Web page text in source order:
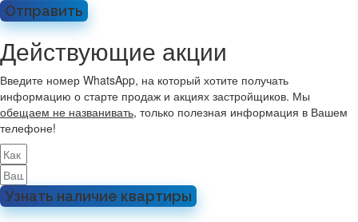
Отправить
Действующие акции
Введите номер WhatsApp, на который хотите получать
информацию о старте продаж и акциях застройщиков. Мы
обещаем не названивать, только полезная информация в Вашем
телефоне!
Узнать наличие квартиры